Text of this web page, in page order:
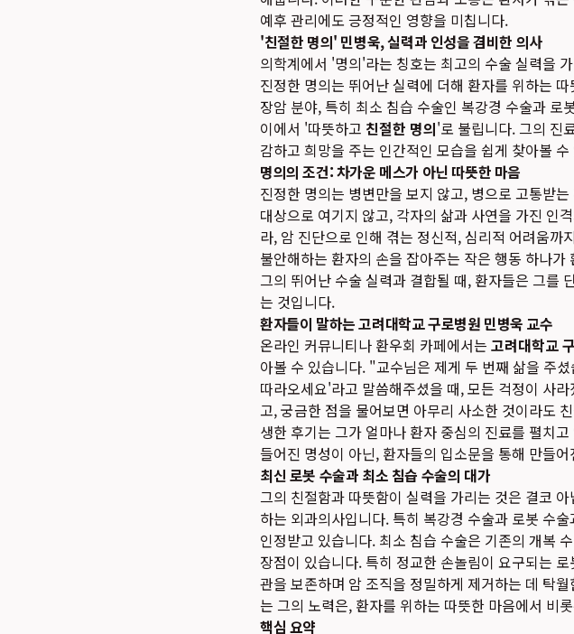
예후 관리에도 긍정적인 영향을 미칩니다.
'친절한 명의' 민병욱, 실력과 인성을 겸비한 의사
의학계에서 '명의'라는 칭호는 최고의 수술 실력을
진정한 명의는 뛰어난 실력에 더해 환자를 위하는
장암 분야, 특히 최소 침습 수술인 복강경 수술과
이에서 '따뜻하고 친절한 명의'로 불립니다. 그의 진
감하고 희망을 주는 인간적인 모습을 쉽게 찾아볼
명의의 조건: 차가운 메스가 아닌 따뜻한 마음
진정한 명의는 병변만을 보지 않고, 병으로 고통받
대상으로 여기지 않고, 각자의 삶과 사연을 가진 인
라, 암 진단으로 인해 겪는 정신적, 심리적 어려움
불안해하는 환자의 손을 잡아주는 작은 행동 하나
그의 뛰어난 수술 실력과 결합될 때, 환자들은 그를
는 것입니다.
환자들이 말하는 고려대학교 구로병원 민병욱 교수
온라인 커뮤니티나 환우회 카페에서는 고려대학교
아볼 수 있습니다. "교수님은 제게 두 번째 삶을 주
따라오세요'라고 말씀해주셨을 때, 모든 걱정이 사
고, 궁금한 점을 물어보면 아무리 사소한 것이라도
생한 후기는 그가 얼마나 환자 중심의 진료를 펼치
들어진 명성이 아닌, 환자들의 입소문을 통해 만들
최신 로봇 수술과 최소 침습 수술의 대가
그의 친절함과 따뜻함이 실력을 가리는 것은 결코
하는 외과의사입니다. 특히 복강경 수술과 로봇 수
인정받고 있습니다. 최소 침습 수술은 기존의 개복
장점이 있습니다. 특히 정교한 손놀림이 요구되는
관을 보존하며 암 조직을 정밀하게 제거하는 데 탁
는 그의 노력은, 환자를 위하는 따뜻한 마음에서 비
핵심 요약